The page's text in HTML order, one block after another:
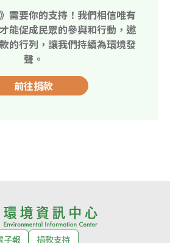
需要你的支持！我們相信唯有
能促成民眾的參與和行動，邀
的行列，讓我們持續為環境發
聲。
前往捐款
子報 捐款支持